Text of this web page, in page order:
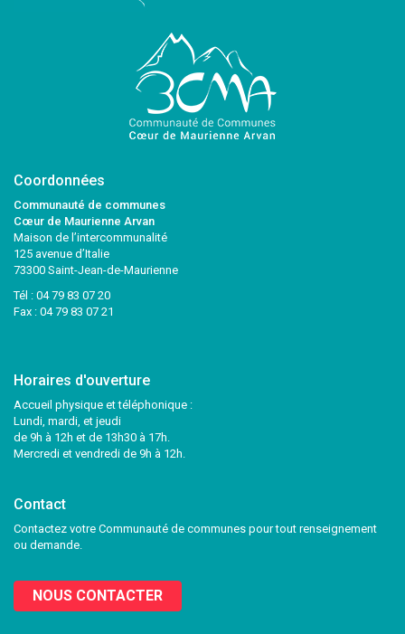
Coordonnées
Communauté de communes
Cœur de Maurienne Arvan
Maison de l’intercommunalité
125 avenue d’Italie
73300 Saint-Jean-de-Maurienne
Tél : 04 79 83 07 20
Fax : 04 79 83 07 21
Horaires d'ouverture
Accueil physique et téléphonique :
Lundi, mardi, et jeudi
de 9h à 12h et de 13h30 à 17h.
Mercredi et vendredi de 9h à 12h.
Contact
Contactez votre Communauté de communes pour tout renseignement
ou demande.
NOUS CONTACTER